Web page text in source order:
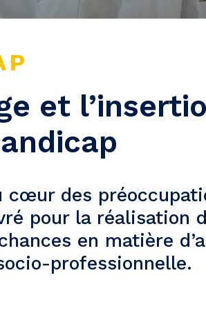
et
cœur des
pour la réalisation
en matière
professionnelle.